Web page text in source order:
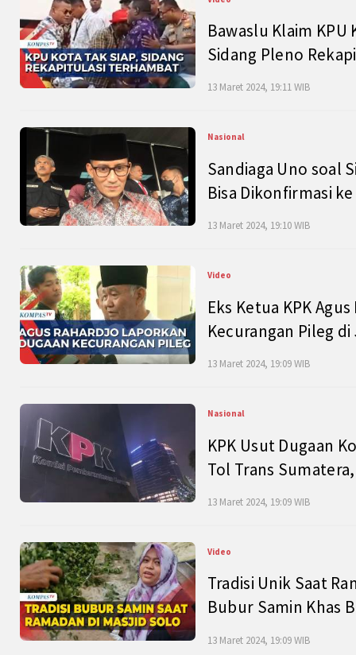
Bawaslu Klaim
Sidang Pleno
13 Maret 2024, 19:11 WIB
Nasional
Sandiaga Uno soal
Bisa Dikonfirmasi
13 Maret 2024, 19:10 WIB
Video
Eks Ketua KPK
Kecurangan Pileg
13 Maret 2024, 19:09 WIB
Nasional
KPK Usut Dugaan
Tol Trans
13 Maret 2024, 19:09 WIB
Video
Tradisi Unik Saat
Bubur Samin Khas
13 Maret 2024, 19:09 WIB